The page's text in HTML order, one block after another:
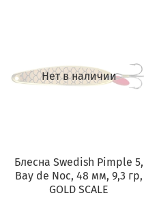
Нет в наличии
Блесна Swedish Pimple 5,
Bay de Noc, 48 мм, 9,3 гр,
GOLD SCALE